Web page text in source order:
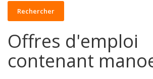
Rechercher
Offres d'emploi
contenant